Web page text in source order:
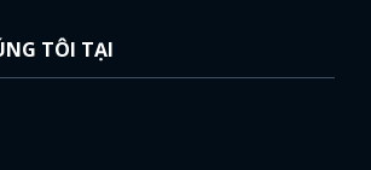
TÔI TẠI